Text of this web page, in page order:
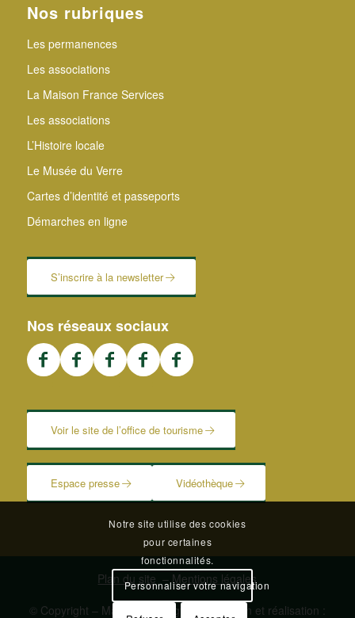
Nos rubriques
Les permanences
Les associations
La Maison France Services
Les associations
L’Histoire locale
Le Musée du Verre
Cartes d’identité et passeports
Démarches en ligne
S’inscrire à la newsletter
Nos réseaux sociaux
Voir le site de l’office de tourisme
Espace presse Vidéothèque
Plan du site –Mentions légales
© Copyright – Mairie de Blangy | Conception et réalisation :
Notre site utilise des cookies
pour certaines
fonctionnalités.
Personnaliser votre navigation